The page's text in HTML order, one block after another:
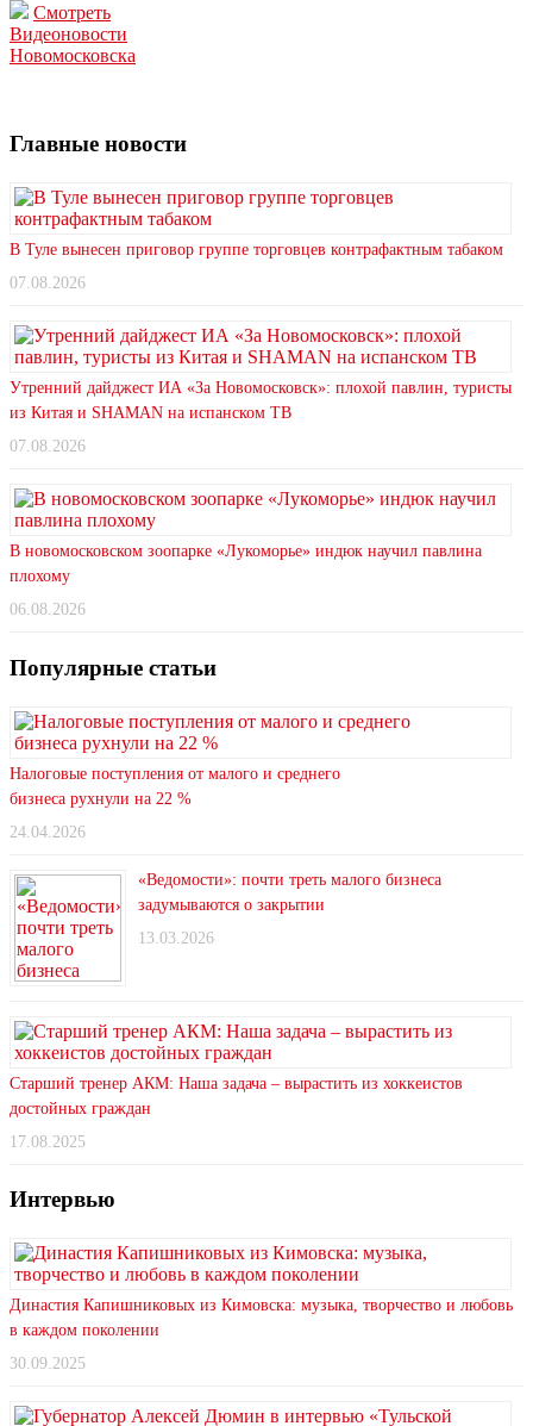
Смотреть
Видеоновости
Новомосковска
Главные новости
В Туле вынесен приговор группе торговцев контрафактным табаком
07.08.2026
Утренний дайджест ИА «За Новомосковск»: плохой павлин, туристы
из Китая и SHAMAN на испанском ТВ
07.08.2026
В новомосковском зоопарке «Лукоморье» индюк научил павлина
плохому
06.08.2026
Популярные статьи
Налоговые поступления от малого и среднего
бизнеса рухнули на 22 %
24.04.2026
«Ведомости»: почти треть малого бизнеса
задумываются о закрытии
13.03.2026
Старший тренер АКМ: Наша задача – вырастить из хоккеистов
достойных граждан
17.08.2025
Интервью
Династия Капишниковых из Кимовска: музыка, творчество и любовь
в каждом поколении
30.09.2025